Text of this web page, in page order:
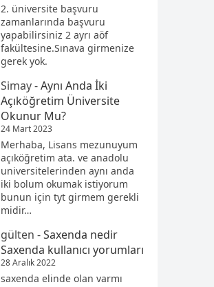
2. üniversite başvuru
zamanlarında başvuru
yapabilirsiniz 2 ayrı aöf
fakültesine.Sınava girmenize
gerek yok.
Simay-Aynı Anda İki
Açıköğretim Üniversite
Okunur Mu?
24 Mart 2023
Merhaba, Lisans mezunuyum
açıköğretim ata. ve anadolu
universitelerinden aynı anda
iki bolum okumak istiyorum
bunun için tyt girmem gerekli
midir…
gülten -Saxenda nedir
Saxenda kullanıcı yorumları
28 Aralık 2022
saxenda elinde olan varmı